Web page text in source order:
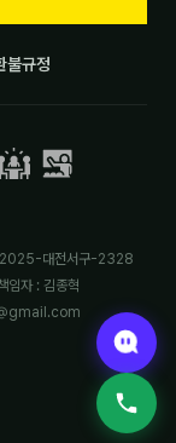
불규정
2025-대전서구-2328
자 : 김종혁